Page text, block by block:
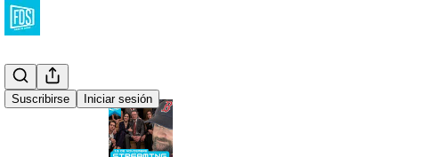
Suscribirse Iniciar sesión